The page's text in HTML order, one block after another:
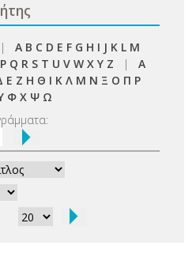
| A B C D E F G H I J K L M
P Q R S T U V W X Y Z | Α
Ε Ζ Η Θ Ι Κ Λ Μ Ν Ξ Ο Π Ρ
Φ Χ Ψ Ω